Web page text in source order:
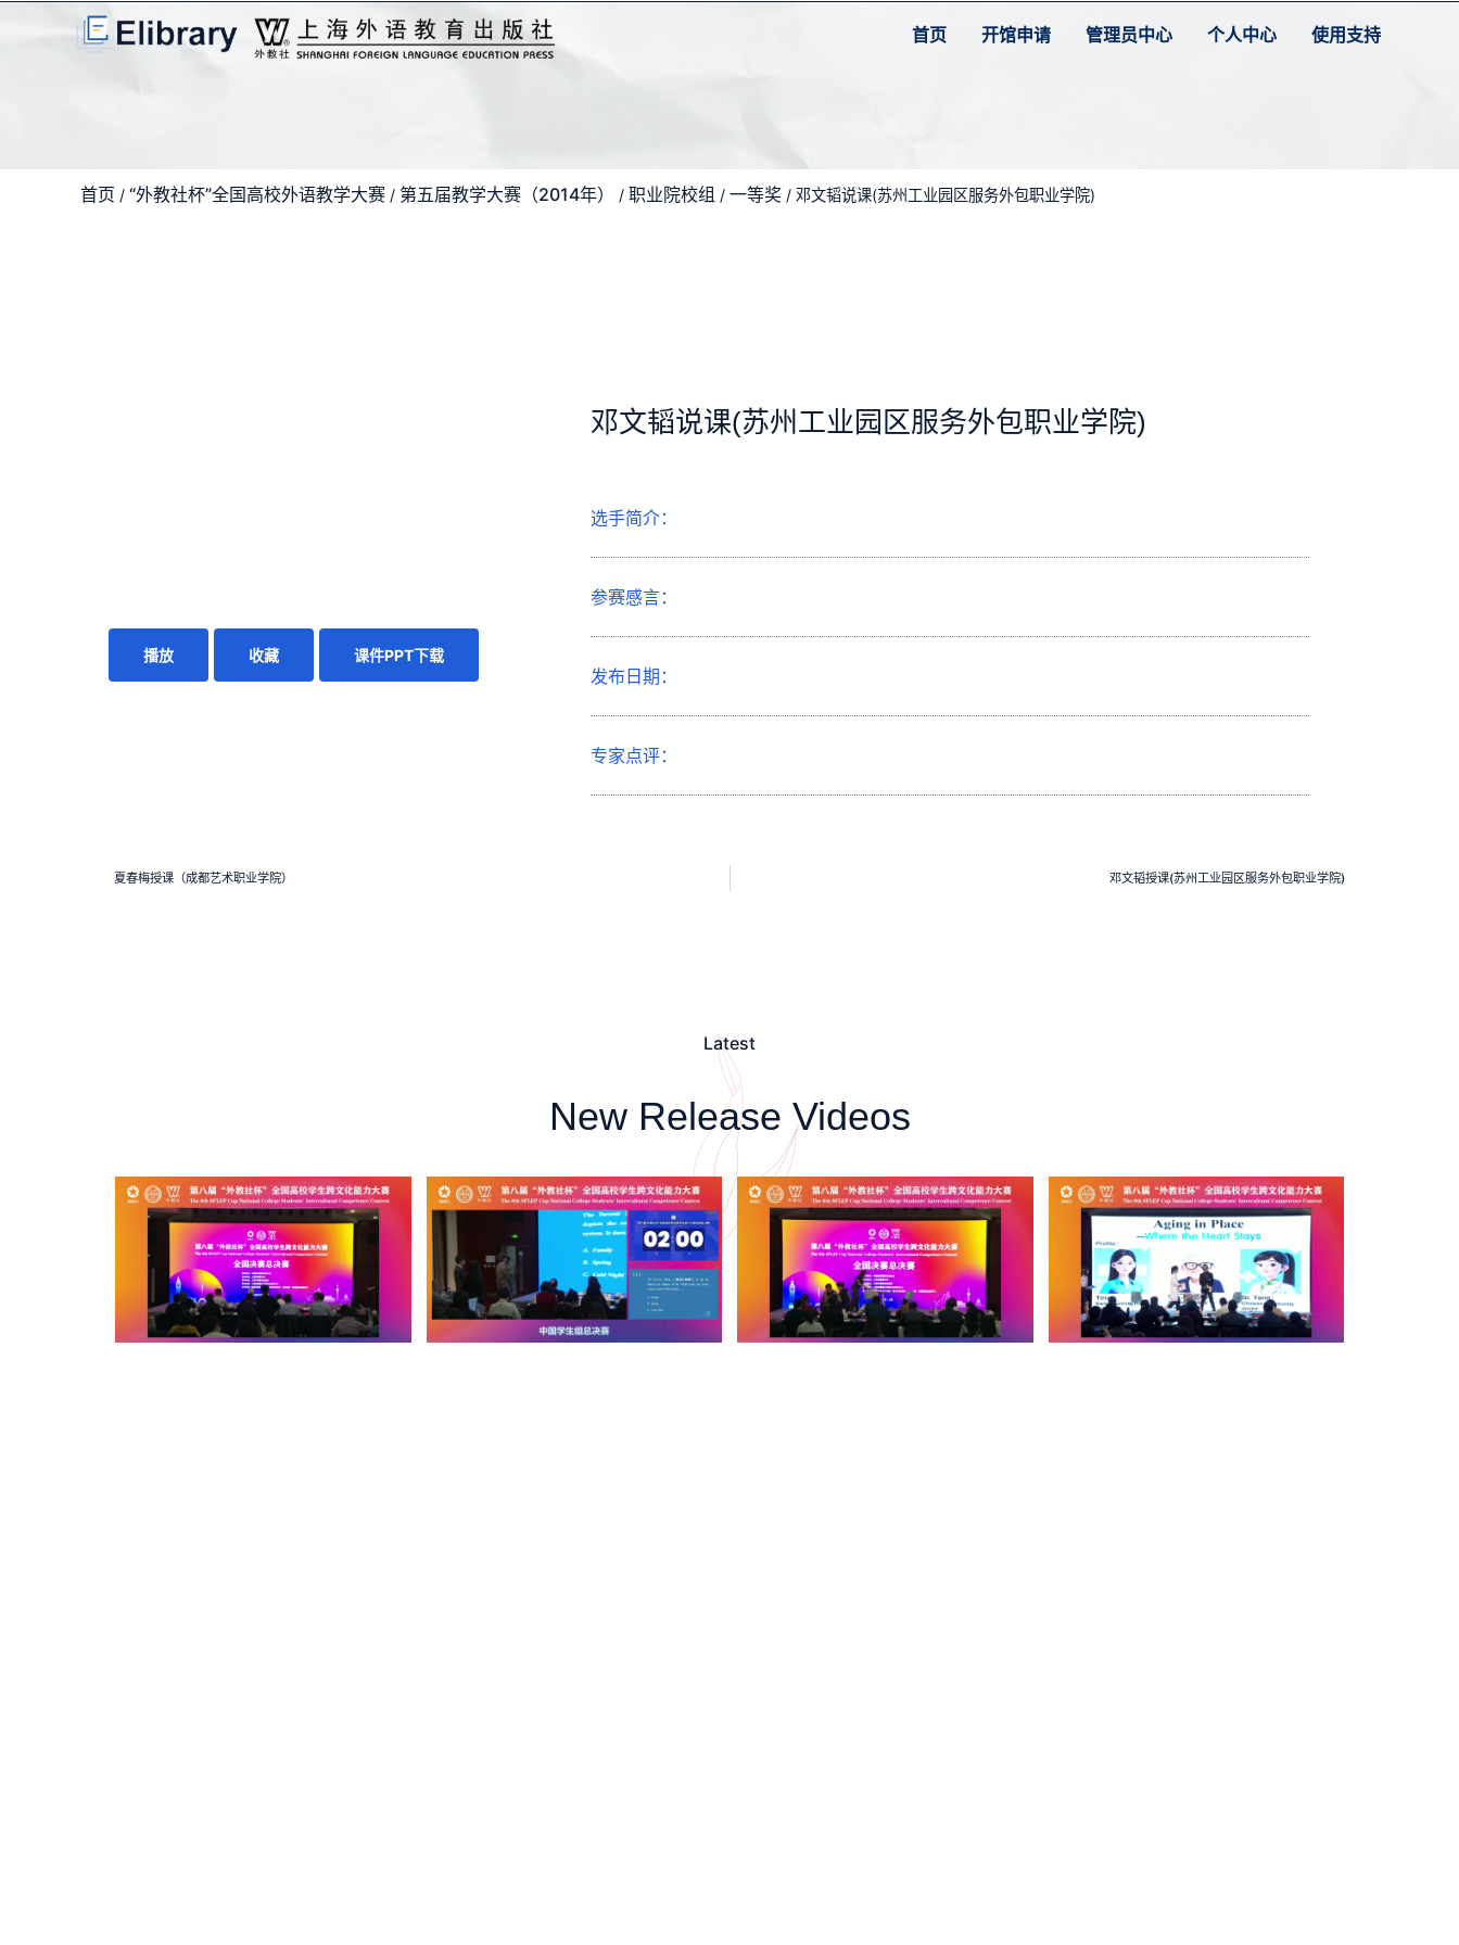
首页 开馆申请 管理员中心 个人中心 使用支持
首页 / “外教社杯”全国高校外语教学大赛 / 第五届教学大赛（2014年） / 职业院校组 / 一等奖 / 邓文韬说课(苏州工业园区服务外包职业学院)
播放 收藏 课件PPT下载
邓文韬说课(苏州工业园区服务外包职业学院)
选手简介：
参赛感言：
发布日期：
专家点评：
夏春梅授课（成都艺术职业学院） 邓文韬授课(苏州工业园区服务外包职业学院)
Latest
New Release Videos